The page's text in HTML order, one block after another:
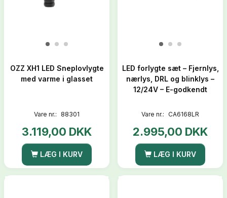
OZZ XH1 LED Sneplovlygte
med varme i glasset
Vare nr.: 88301
3.119,00 DKK
LÆG I KURV
LED forlygte sæt – Fjernlys,
nærlys, DRL og blinklys –
12/24V – E-godkendt
Vare nr.: CA6168LR
2.995,00 DKK
LÆG I KURV